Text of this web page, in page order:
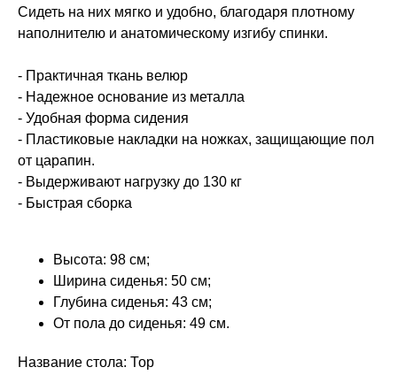
Сидеть на них мягко и удобно, благодаря плотному
наполнителю и анатомическому изгибу спинки.
- Практичная ткань велюр
- Надежное основание из металла
- Удобная форма сидения
- Пластиковые накладки на ножках, защищающие пол
от царапин.
- Выдерживают нагрузку до 130 кг
- Быстрая сборка
Высота: 98 см;
Ширина сиденья: 50 см;
Глубина сиденья: 43 см;
От пола до сиденья: 49 см.
Название стола: Тор